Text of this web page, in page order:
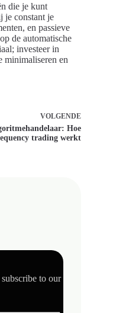
die je kunt
je constant je
en passieve
de automatische
investeer in
minimaliseren en
VOLGENDE
Hoe
trading werkt
to our